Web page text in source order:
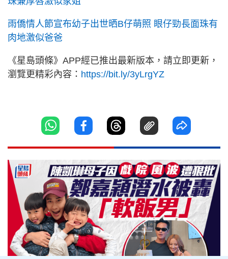
雨僑情人節宣布幼子出世晒B仔萌照 眼仔勁長面珠有
肉地激似爸爸
《星島頭條》APP經已推出最新版本，請立即更新，
瀏覽更精彩內容： https://bit.ly/3yLrgYZ